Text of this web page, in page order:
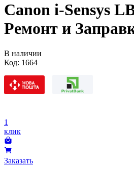
Canon i-Sensys
Ремонт и
В наличии
Код: 1664
1
клик
Заказать